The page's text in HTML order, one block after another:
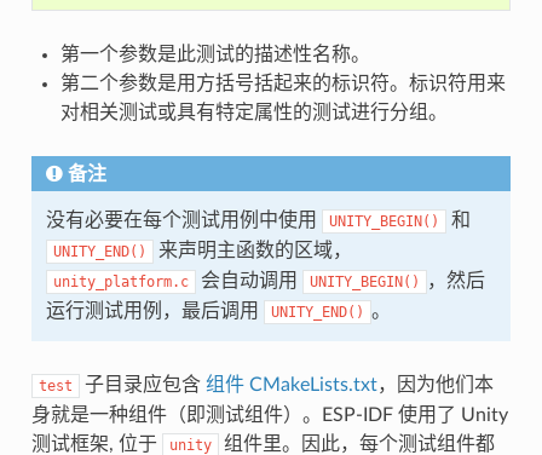
第一个参数是此测试的描述性名称。
第二个参数是用方括号括起来的标识符。标识符用来
对相关测试或具有特定属性的测试进行分组。
备注
没有必要在每个测试用例中使用 UNITY_BEGIN() 和
UNITY_END() 来声明主函数的区域，
unity_platform.c 会自动调用 UNITY_BEGIN()
，然后
运行测试用例，最后调用
UNITY_END() 。
test 子目录应包含 组件 CMakeLists.txt，因为他们本
身就是一种组件（即测试组件）。ESP-IDF 使用了 Unity
测试框架, 位于
unity
组件里。因此，每个测试组件都